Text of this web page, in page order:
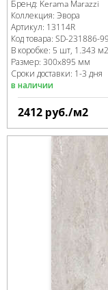
Бренд: Kerama Marazzi
Коллекция: Эвора
Артикул: 13114R
Код товара: SD-231886-99
В коробке: 5 шт, 1.343 м2
Размер: 300x895 мм
Сроки доставки: 1-3 дня
в наличии
2412 руб./м2